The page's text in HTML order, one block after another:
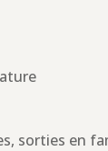
sorties en